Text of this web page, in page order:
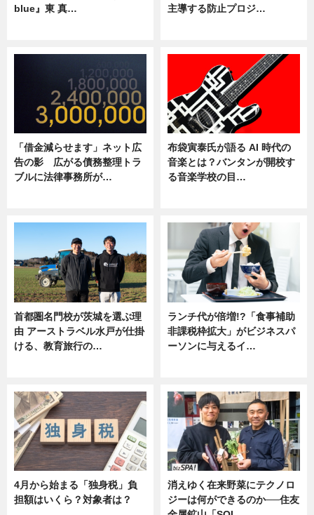
blue』東 真…
主導する防止プロジ…
「借金減らせます」ネット広
告の影 広がる債務整理トラ
ブルに法律事務所が…
布袋寅泰氏が語る AI 時代の
音楽とは？バンタンが開校す
る音楽学校の目…
首都圏名門校が茨城を選ぶ理
由 アーストラベル水戸が仕掛
ける、教育旅行の…
ランチ代が倍増!?「食事補助
非課税枠拡大」がビジネスパ
ーソンに与えるイ…
4月から始まる「独身税」負
担額はいくら？対象者は？
消えゆく在来野菜にテクノロ
ジーは何ができるのか──住友